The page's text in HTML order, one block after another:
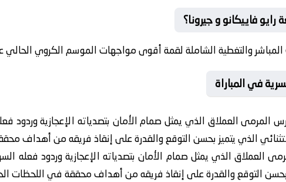
رايو فاييكانو و جيرونا؟
والتغطية الشاملة لقمة أقوى مواجهات الموسم الكروي الحالي
في المباراة
المرمى العملاق الذي يمثل صمام الأمان بتصدياته الإعجازية
الذي يتميز بحسن التوقع والقدرة على إنقاذ فريقه من أهداف
العملاق الذي يمثل صمام الأمان بتصدياته الإعجازية وردود فعله
بحسن التوقع والقدرة على إنقاذ فريقه من أهداف محققة في اللحظات